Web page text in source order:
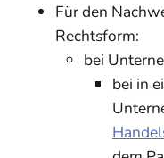
Für den
Rechtsform:
bei
bei in